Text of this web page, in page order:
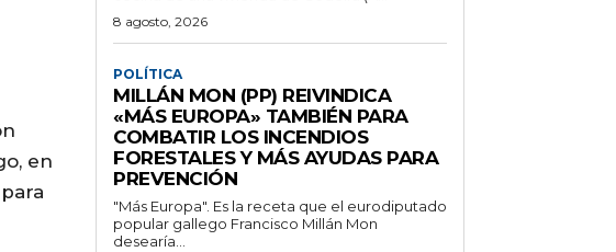
en
8 agosto, 2026
POLÍTICA
MILLÁN MON (PP) REIVINDICA
«MÁS EUROPA» TAMBIÉN PARA
COMBATIR LOS INCENDIOS
FORESTALES Y MÁS AYUDAS PARA
PREVENCIÓN
"Más Europa". Es la receta que el eurodiputado
popular gallego Francisco Millán Mon
desearía...